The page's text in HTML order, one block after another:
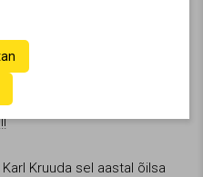
nüüd septembri
autoralli
Kruuda sel aastal õilsa